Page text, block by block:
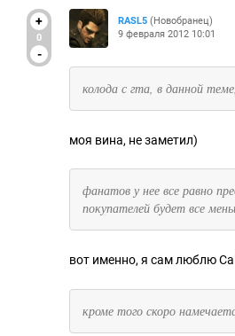
+
0
-
RASL5 (Новобранец)
9 февраля 2012 10:01
колода с гта, в данной
моя вина, не заметил)
фанатов у нее все равно
покупателей будет все
вот именно, я сам люблю
кроме того скоро